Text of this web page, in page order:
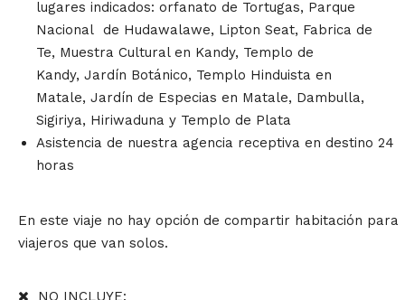
lugares indicados: orfanato de Tortugas, Parque
Nacional de Hudawalawe, Lipton Seat, Fabrica de
Te, Muestra Cultural en Kandy, Templo de
Kandy, Jardín Botánico, Templo Hinduista en
Matale, Jardín de Especias en Matale, Dambulla,
Sigiriya, Hiriwaduna y Templo de Plata
Asistencia de nuestra agencia receptiva en destino 24
horas
En este viaje no hay opción de compartir habitación para
viajeros que van solos.
NO INCLUYE: